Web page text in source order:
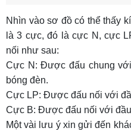
Nhìn vào sơ đồ có thể thấy
là 3 cực, đó là cực N, cực
nối như sau:
Cực N: Được đấu chung
bóng đèn.
Cực LP: Được đấu nối với
Cực B: Được đấu nối với
Một vài lưu ý xin gửi đến